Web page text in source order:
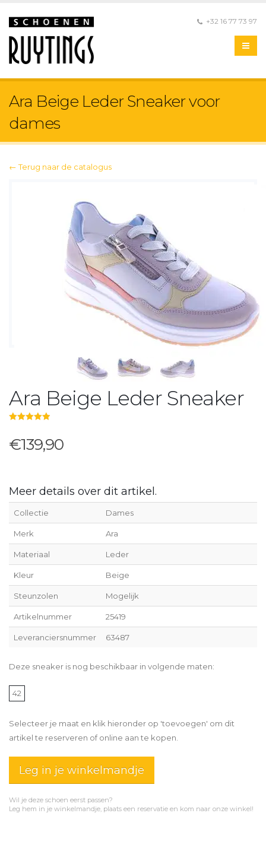
+32 16 77 73 97
Ara Beige Leder Sneaker voor
dames
← Terug naar de catalogus
Ara Beige Leder Sneaker
€139,90
Meer details over dit artikel.
Collectie Dames
Merk Ara
Materiaal Leder
Kleur Beige
Steunzolen Mogelijk
Artikelnummer 25419
Leveranciersnummer 63487
Deze sneaker is nog beschikbaar in volgende maten:
42
Selecteer je maat en klik hieronder op 'toevoegen' om dit
artikel te reserveren of online aan te kopen.
Leg in je winkelmandje
Wil je deze schoen eerst passen?
Leg hem in je winkelmandje, plaats een reservatie en kom naar onze winkel!